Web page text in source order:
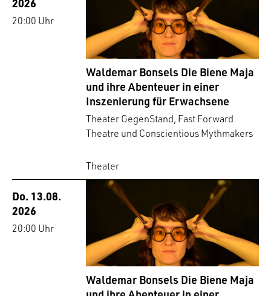
2026
20:00 Uhr
Waldemar Bonsels Die Biene Maja
und ihre Abenteuer in einer
Inszenierung für Erwachsene
Theater GegenStand, Fast Forward
Theatre und Conscientious Mythmakers
Theater
Do. 13.08.
2026
20:00 Uhr
Waldemar Bonsels Die Biene Maja